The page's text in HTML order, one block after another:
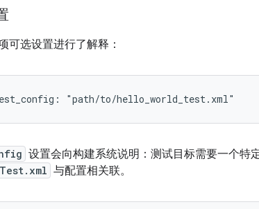
可选设置进行了解释：
"path/to/hello_world_test.xml"
设置会向构建系统说明：测试目标需要一个特
与配置相关联。